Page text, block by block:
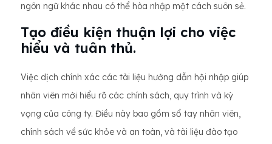
ngôn ngữ khác nhau có thể hòa nhập một cách suôn sẻ.
Tạo điều kiện thuận lợi cho việc
hiểu và tuân thủ.
Việc dịch chính xác các tài liệu hướng dẫn hội nhập giúp
nhân viên mới hiểu rõ các chính sách, quy trình và kỳ
vọng của công ty. Điều này bao gồm sổ tay nhân viên,
chính sách về sức khỏe và an toàn, và tài liệu đào tạo